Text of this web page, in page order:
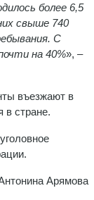
более 6,5
свыше 740
С
на 40%», ‒
въезжают в
в стране.
Арямова